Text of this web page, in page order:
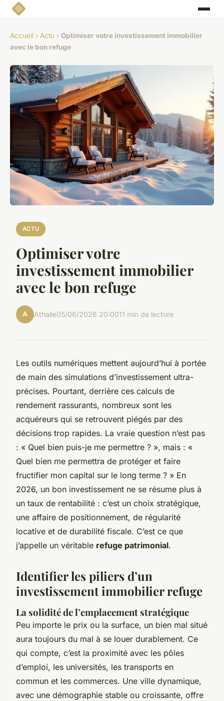
Accueil › Actu › Optimiser votre investissement immobilier
avec le bon refuge
ACTU
Optimiser votre
investissement immobilier
avec le bon refuge
A Athalie05/06/2026 20:0011 min de lecture
Les outils numériques mettent aujourd’hui à portée
de main des simulations d’investissement ultra-
précises. Pourtant, derrière ces calculs de
rendement rassurants, nombreux sont les
acquéreurs qui se retrouvent piégés par des
décisions trop rapides. La vraie question n’est pas
: « Quel bien puis-je me permettre ? », mais : «
Quel bien me permettra de protéger et faire
fructifier mon capital sur le long terme ? » En
2026, un bon investissement ne se résume plus à
un taux de rentabilité : c’est un choix stratégique,
une affaire de positionnement, de régularité
locative et de durabilité fiscale. C’est ce que
j’appelle un véritable refuge patrimonial.
Identifier les piliers d’un
investissement immobilier refuge
La solidité de l’emplacement stratégique
Peu importe le prix ou la surface, un bien mal situé
aura toujours du mal à se louer durablement. Ce
qui compte, c’est la proximité avec les pôles
d’emploi, les universités, les transports en
commun et les commerces. Une ville dynamique,
avec une démographie stable ou croissante, offre